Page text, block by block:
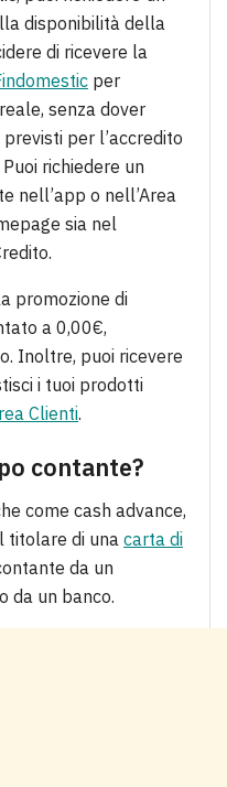
disponibilità della
di ricevere la
per
senza dover
per l’accredito
richiedere un
nell’app o nell’Area
sia nel
promozione di
a 0,00€,
Inoltre, puoi ricevere
i tuoi prodotti
Clienti.
contante?
come cash advance,
titolare di una carta di
da un
da un banco.